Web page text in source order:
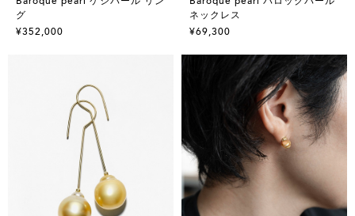
グ
¥352,000
ネックレス
¥69,300